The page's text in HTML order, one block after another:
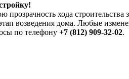
хода строительства
возведения дома. Любые
по телефону +7 (812) 909-32-02.